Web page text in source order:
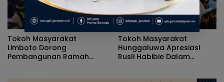
Tokoh Masyarakat
Limboto Dorong
Pembangunan Ramah
Tokoh Masyarakat
Hunggaluwa Apresiasi
Rusli Habibie Dalam